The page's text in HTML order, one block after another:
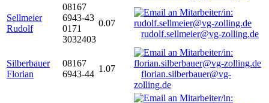
Sellmeier
Rudolf
08167
6943-43
0171
3032403
0.07
rudolf.sellmeier@vg-zolling.de
Silberbauer
Florian
08167
6943-44
1.07
florian.silberbauer@vg-
zolling.de